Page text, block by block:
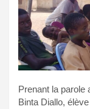
Prenant la parole
Binta Diallo,